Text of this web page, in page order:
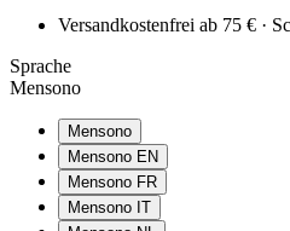
Versandkostenfrei ab 75 € ·
Sprache
Mensono
Mensono
Mensono EN
Mensono FR
Mensono IT